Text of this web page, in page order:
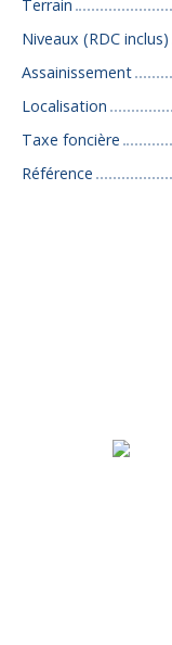
Terrain
Niveaux (RDC inclus)
Assainissement
Localisation
Taxe foncière
Référence